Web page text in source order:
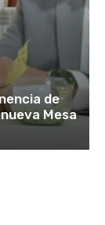
de
Mesa